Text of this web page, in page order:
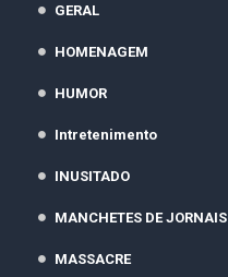
GERAL
HOMENAGEM
HUMOR
Intretenimento
INUSITADO
MANCHETES DE JORNAIS
MASSACRE